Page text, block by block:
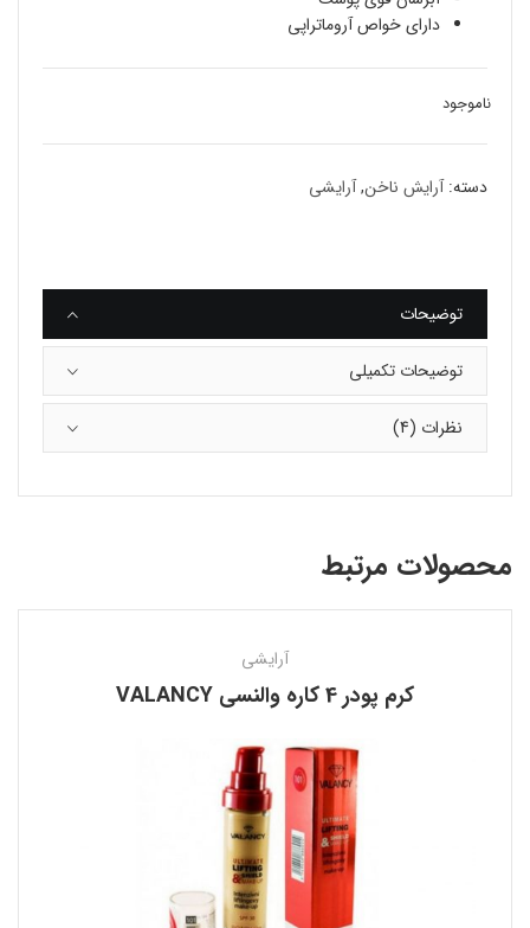
دارای خواص آروماتراپی
ناموجود
دسته:آرایش ناخن,آرایشی
توضیحات
توضیحات تکمیلی
نظرات (4)
محصولات مرتبط
آرایشی
کرم پودر 4 کاره والنسی VALANCY